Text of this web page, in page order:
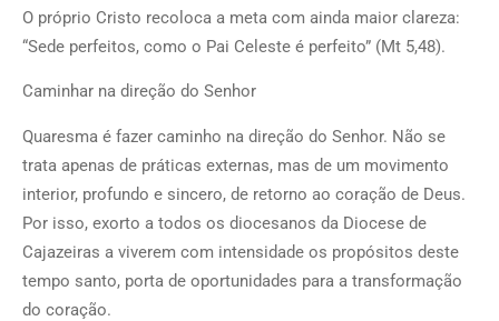
O próprio Cristo recoloca a meta com ainda maior clareza:
“Sede perfeitos, como o Pai Celeste é perfeito” (Mt 5,48).
Caminhar na direção do Senhor
Quaresma é fazer caminho na direção do Senhor. Não se
trata apenas de práticas externas, mas de um movimento
interior, profundo e sincero, de retorno ao coração de Deus.
Por isso, exorto a todos os diocesanos da Diocese de
Cajazeiras a viverem com intensidade os propósitos deste
tempo santo, porta de oportunidades para a transformação
do coração.